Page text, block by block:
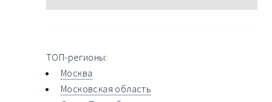
ТОП-регионы:
Москва
Московская область